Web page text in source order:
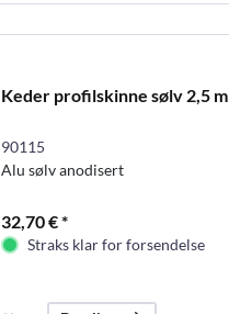
Keder profilskinne sølv 2,5 m
90115
Alu sølv anodisert
32,70 € *
Straks klar for forsendelse